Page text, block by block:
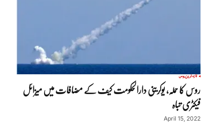
تازہ ترینروس
روس کا حملہ، یوکرینی دارالحکومت کیف کے مضافات میں میزائل
فیکٹری تباہ
April 15, 2022